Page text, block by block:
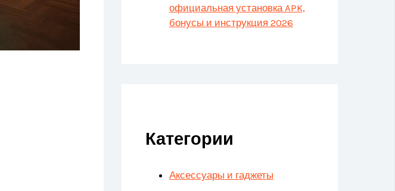
официальная установка APK,
бонусы и инструкция 2026
Категории
Аксессуары и гаджеты